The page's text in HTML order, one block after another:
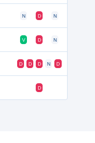
N D N
V D N
D D D N D
D